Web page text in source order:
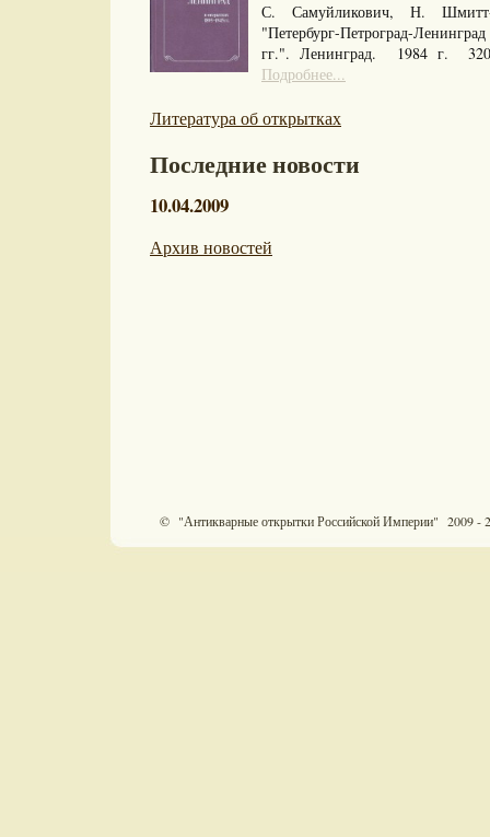
С. Самуйликович, Н.
"Петербург-Петроград-
гг.". Ленинград. 1984 г.
Подробнее...
Литература об открытках
Последние новости
10.04.2009
Архив новостей
© "Антикварные открытки Российской Империи" 2009 -